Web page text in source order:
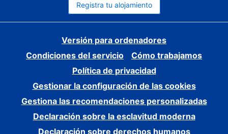
Registra tu alojamiento
Versión para ordenadores
Condiciones del servicio
Cómo trabajamos
Política de privacidad
Gestionar la configuración de las cookies
Gestiona las recomendaciones personalizadas
Declaración sobre la esclavitud moderna
Declaración sobre derechos humanos